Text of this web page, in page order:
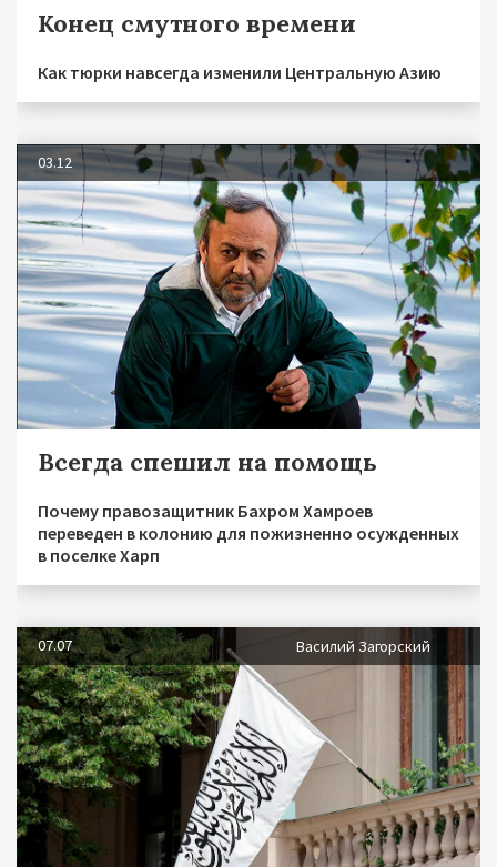
Конец смутного времени
Как тюрки навсегда изменили Центральную Азию
03.12
Всегда спешил на помощь
Почему правозащитник Бахром Хамроев
переведен в колонию для пожизненно осужденных
в поселке Харп
07.07 Василий Загорский